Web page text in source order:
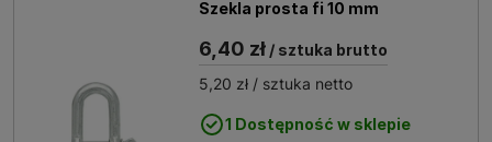
Szekla prosta fi 10 mm
6,40 zł / sztuka brutto
5,20 zł / sztuka netto
1 Dostępność w sklepie